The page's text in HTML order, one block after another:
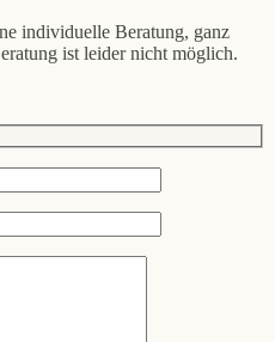
individuelle Beratung, ganz
ist leider nicht möglich.